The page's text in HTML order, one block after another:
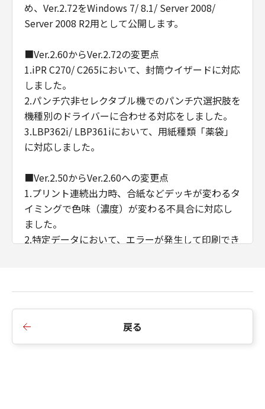
め、Ver.2.72をWindows 7/ 8.1/ Server 2008/
Server 2008 R2用として公開します。
■Ver.2.60からVer.2.72の変更点
1.iPR C270/ C265において、封筒ウイザードに対応
しました。
2.パンチ穴非セレクタブル機でのパンチ穴選択肢を
機種別のドライバーに合わせる対応をしました。
3.LBP362i/ LBP361iにおいて、用紙種類「薬袋」
に対応しました。
■Ver.2.50からVer.2.60への変更点
1.プリント連続出力時、合紙などデッキが変わるタ
イミングで色味（濃度）が変わる不具合に対応し
ました。
2.特定データにおいて、エラーが発生して印刷でき
5.AMSのWSD/IPP接続時のIPアドレス/ホスト名の
取得に対応しました。
戻る